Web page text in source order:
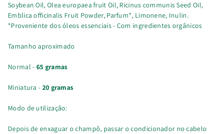
Soybean Oil, Olea europaea fruit Oil, Ricinus communis Seed Oil,
Emblica officinalis Fruit Powder, Parfum*, Limonene, Inulin.
*Proveniente dos óleos essenciais - Com ingredientes orgânicos
Tamanho aproximado
Normal - 65 gramas
Miniatura - 20 gramas
Modo de utilização:
Depois de enxaguar o champô, passar o condicionador no cabelo